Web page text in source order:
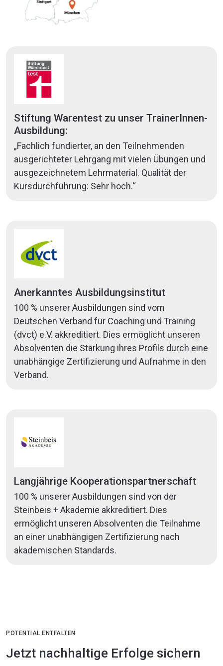
Stiftung Warentest zu unser TrainerInnen-
Ausbildung:
„Fachlich fundierter, an den Teilnehmenden
ausgerichteter Lehrgang mit vielen Übungen und
ausgezeichnetem Lehrmaterial. Qualität der
Kursdurchführung: Sehr hoch.“
Anerkanntes Ausbildungsinstitut
100 % unserer Ausbildungen sind vom
Deutschen Verband für Coaching und Training
(dvct) e.V. akkreditiert. Dies ermöglicht unseren
Absolventen die Stärkung ihres Profils durch eine
unabhängige Zertifizierung und Aufnahme in den
Verband.
Langjährige Kooperationspartnerschaft
100 % unserer Ausbildungen sind von der
Steinbeis + Akademie akkreditiert. Dies
ermöglicht unseren Absolventen die Teilnahme
an einer unabhängigen Zertifizierung nach
akademischen Standards.
POTENTIAL ENTFALTEN
Jetzt nachhaltige Erfolge sichern